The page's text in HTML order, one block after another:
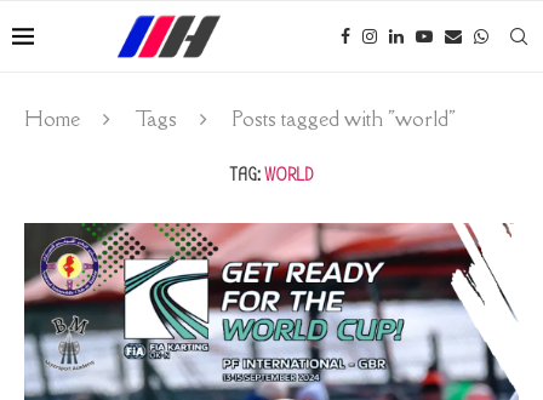
Home Tags Posts tagged with "world"
TAG:WORLD